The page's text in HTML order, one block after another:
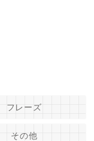
フレーズ
その他